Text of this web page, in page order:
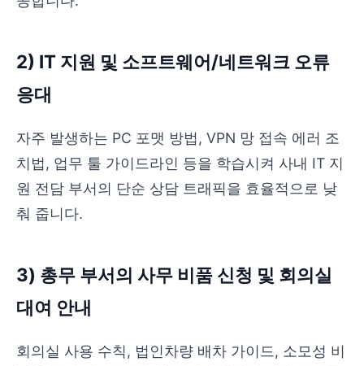
2) IT 지원 및 소프트웨어/네트워크 오류
응대
자주 발생하는 PC 포맷 방법, VPN 망 접속 에러 조
치법, 업무 툴 가이드라인 등을 학습시켜 사내 IT 지
원 전담 부서의 단순 상담 트래픽을 효율적으로 낮
춰 줍니다.
3) 총무 부서의 사무 비품 신청 및 회의실
대여 안내
회의실 사용 수칙, 법인차량 배차 가이드, 소모성 비